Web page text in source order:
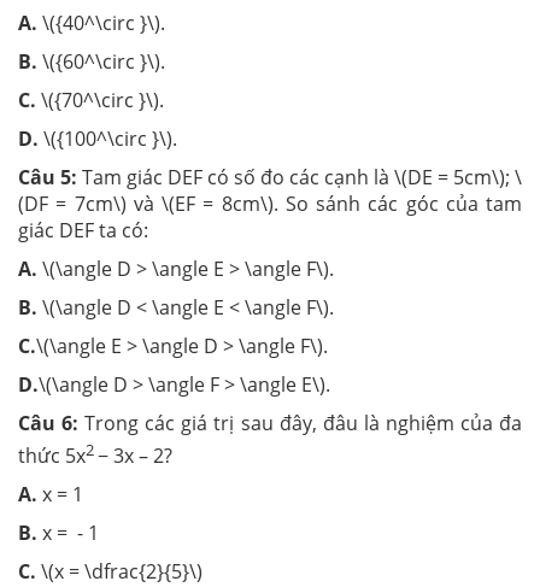
A. \({40^\circ }\).
B. \({60^\circ }\).
C. \({70^\circ }\).
D. \({100^\circ }\).
Câu 5: Tam giác DEF có số đo các cạnh là \(DE = 5cm\); \
(DF = 7cm\) và \(EF = 8cm\). So sánh các góc của tam
giác DEF ta có:
A. \(\angle D > \angle E > \angle F\).
B. \(\angle D < \angle E < \angle F\).
C.\(\angle E > \angle D > \angle F\).
D.\(\angle D > \angle F > \angle E\).
Câu 6: Trong các giá trị sau đây, đâu là nghiệm của đa
thức 5x2− 3x – 2?
A. x = 1
B. x = - 1
C. \(x = \dfrac{2}{5}\)